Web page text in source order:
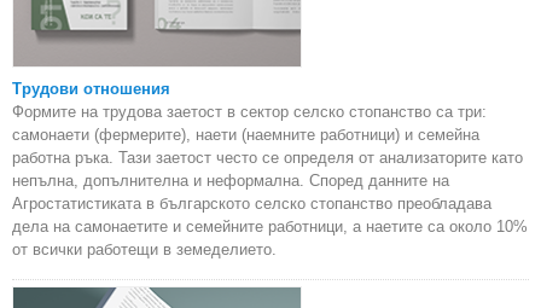
Трудови отношения
Формите на трудова заетост в сектор селско стопанство са три:
самонаети (фермерите), наети (наемните работници) и семейна
работна ръка. Тази заетост често се определя от анализаторите като
непълна, допълнителна и неформална. Според данните на
Агростатистиката в българското селско стопанство преобладава
дела на самонаетите и семейните работници, а наетите са около 10%
от всички работещи в земеделието.